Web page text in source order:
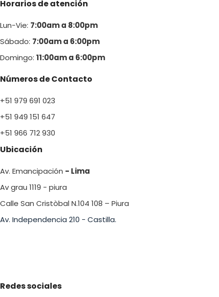
Horarios de atención
Lun-Vie: 7:00am a 8:00pm
Sábado: 7:00am a 6:00pm
Domingo: 11:00am a 6:00pm
Números de Contacto
+51 979 691 023
+51 949 151 647
+51 966 712 930
Ubicación
Av. Emancipación - Lima
Av grau 1119 - piura
Calle San Cristòbal N.104 108 – Piura
Av. Independencia 210 - Castilla.
Redes sociales